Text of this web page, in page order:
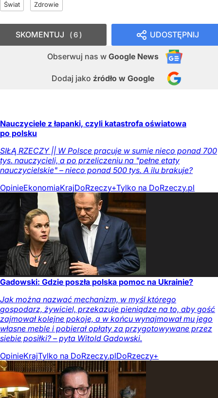
Świat Zdrowie
UDOSTĘPNIJ
Obserwuj nas w Google News
Dodaj jako źródło w Google
SKOMENTUJ 6
Nauczyciele z łapanki, czyli katastrofa oświatowa
po polsku
SIŁĄ RZECZY || W Polsce pracuje w sumie nieco ponad 700
tys. nauczycieli, a po przeliczeniu na "pełne etaty
nauczycielskie" – nieco ponad 500 tys. A ilu brakuje?
OpinieEkonomiaKrajDoRzeczy+Tylko na DoRzeczy.pl
Gadowski: Gdzie poszła polska pomoc na Ukrainie?
Jak można nazwać mechanizm, w myśl którego
gospodarz, żywiciel, przekazuje pieniądze na to, aby gość
zajmował kolejne pokoje, a w końcu wynajmował mu jego
własne meble i pobierał opłaty za przygotowywane przez
siebie posiłki? – pyta Witold Gadowski.
OpinieKrajTylko na DoRzeczy.plDoRzeczy+